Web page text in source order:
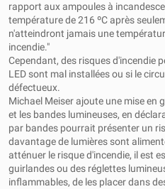
rapport aux ampoules à
température de 216 ºC après
n'atteindront jamais une
incendie."
Cependant, des risques d'incendie
LED sont mal installées ou si le
défectueux.
Michael Meiser ajoute une mise en
et les bandes lumineuses, en
par bandes pourrait présenter un
davantage de lumières sont
atténuer le risque d'incendie, il est
guirlandes ou des réglettes
inflammables, de les placer dans